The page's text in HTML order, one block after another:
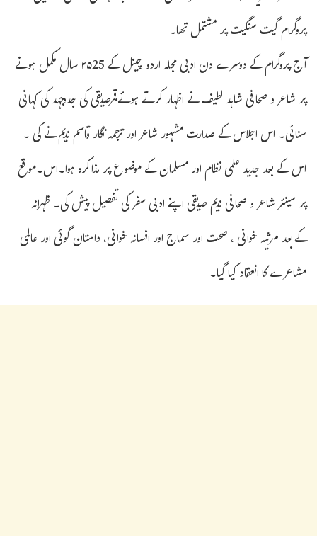
پروگرام گیت سنگیت پر مشتمل تھا۔
آج پروگرام کے دوسرے دن ادبی مجلہ اردو چینل کے ۲۵25 سال مکمل ہونے
پر شاعر و صحافی شاہد لطیف نے اظہار کرتے ہوئےقمرصدیقی کی جدوجہد کی کہانی
سنائی۔ اس اجلاس کے صدارت مشہور شاعر اور ترجمہ نگار قاسم ندیم نے کی ۔
اس کے بعد جدید علمی نظام اور مسلمان کے موضوع پر مذاکرہ ہوا۔اس۔موقع
پر سینئر شاعر و صحافی ندیم صدیقی اپنے ادبی سفر کی تفصیل پیش کی۔ ظہرانہ
کےبعد مرثیہ خوانی ، صحت اور سماج اور افسانہ خوانی، داستان گوئی اور عالمی
مشاعرے کا انعقاد کیا گیا۔